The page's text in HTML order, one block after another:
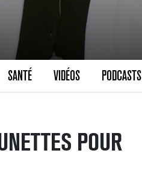
SANTÉ VIDÉOS PODCASTS
POUR